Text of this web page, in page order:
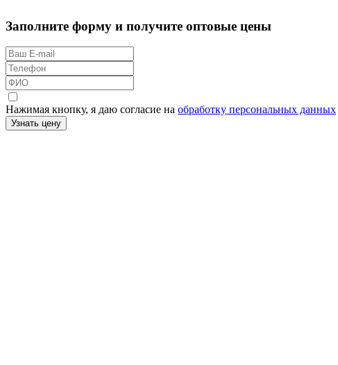
Заполните форму и получите оптовые цены
Нажимая кнопку, я даю согласие на обработку персональных данных
Узнать цену